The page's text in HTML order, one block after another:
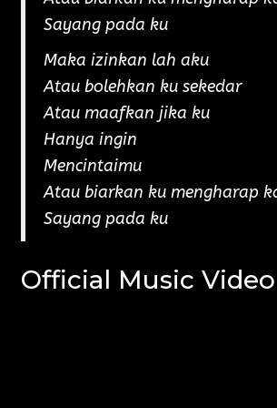
Sayang pada ku
Maka izinkan lah aku
Atau bolehkan ku sekedar
Atau maafkan jika ku
Hanya ingin
Mencintaimu
Atau biarkan ku mengharap
Sayang pada ku
Official Music Video